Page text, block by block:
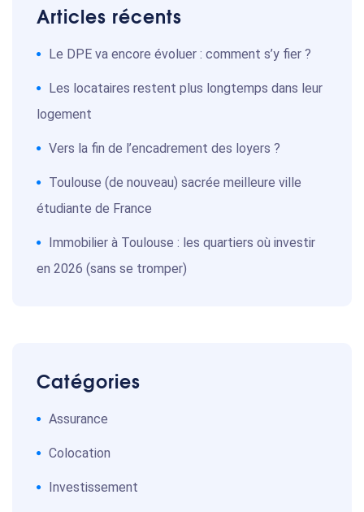
Articles récents
Le DPE va encore évoluer : comment s’y fier ?
Les locataires restent plus longtemps dans leur
logement
Vers la fin de l’encadrement des loyers ?
Toulouse (de nouveau) sacrée meilleure ville
étudiante de France
Immobilier à Toulouse : les quartiers où investir
en 2026 (sans se tromper)
Catégories
Assurance
Colocation
Investissement